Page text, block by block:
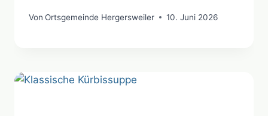
Von Ortsgemeinde Hergersweiler 10. Juni 2026